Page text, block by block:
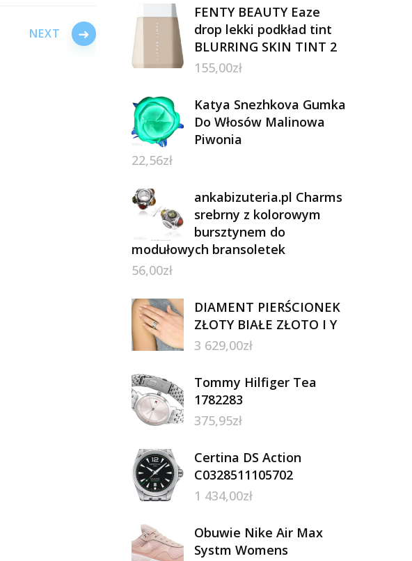
→
FENTY BEAUTY Eaze
drop lekki podkład tint
BLURRING SKIN TINT 2
155,00zł
Katya Snezhkova Gumka
Do Włosów Malinowa
Piwonia
22,56zł
ankabizuteria.pl Charms
srebrny z kolorowym
bursztynem do
modułowych bransoletek
56,00zł
DIAMENT PIERŚCIONEK
ZŁOTY BIAŁE ZŁOTO I Y
3 629,00zł
Tommy Hilfiger Tea
1782283
375,95zł
Certina DS Action
C0328511105702
1 434,00zł
Obuwie Nike Air Max
Systm Womens